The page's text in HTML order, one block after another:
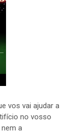
vos vai ajudar a
no vosso
a